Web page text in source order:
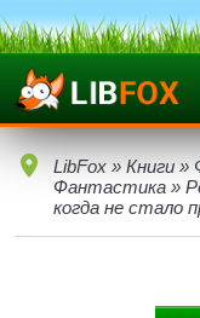
LibFox » Книги »
Фантастика »
когда не стало